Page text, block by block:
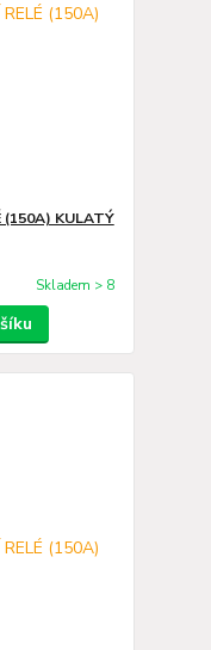
(150A) KULATÝ
Skladem > 8